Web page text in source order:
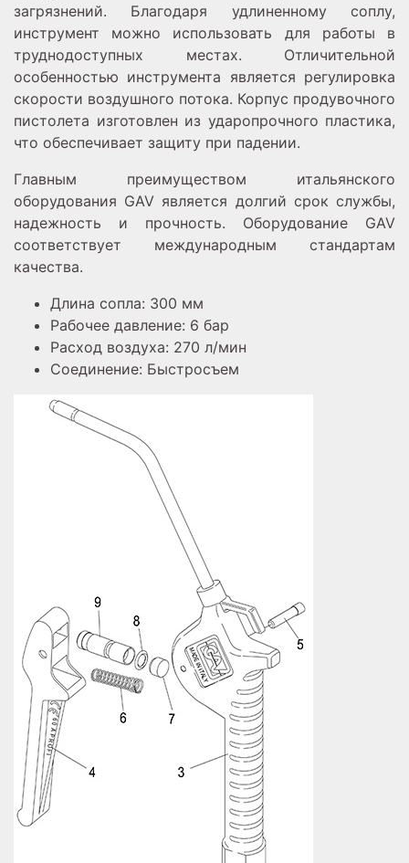
загрязнений.
Благодаря удлиненному соплу,
инструмент можно использовать для работы в
труднодоступных местах. Отличительной
особенностью инструмента является регулировка
скорости воздушного потока. Корпус продувочного
пистолета изготовлен из ударопрочного пластика,
что обеспечивает защиту при падении.
Главным преимуществом итальянского
оборудования GAV является долгий срок службы,
надежность и прочность. Оборудование GAV
соответствует международным стандартам
качества.
Длина сопла: 300 мм
Рабочее давление: 6 бар
Расход воздуха: 270 л/мин
Соединение: Быстросъем